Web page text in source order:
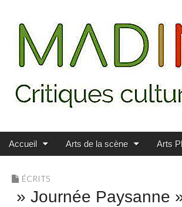
MADININ'ART
Main menu
Skip to content
Accueil Arts de la scène Arts
ÉCRITS
» Journée Paysanne